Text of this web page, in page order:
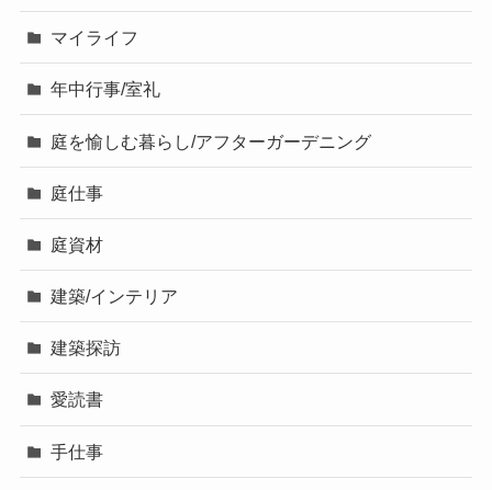
マイライフ
年中行事/室礼
庭を愉しむ暮らし/アフターガーデニング
庭仕事
庭資材
建築/インテリア
建築探訪
愛読書
手仕事